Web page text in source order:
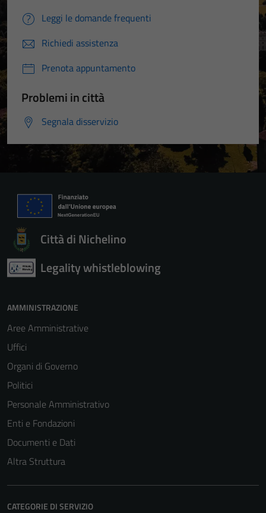
Leggi le domande frequenti
Richiedi assistenza
Prenota appuntamento
Problemi in città
Segnala disservizio
Città di Nichelino
Legality whistleblowing
AMMINISTRAZIONE
Aree Amministrative
Uffici
Organi di Governo
Politici
Personale Amministrativo
Enti e Fondazioni
Documenti e Dati
Altra Struttura
CATEGORIE DI SERVIZIO